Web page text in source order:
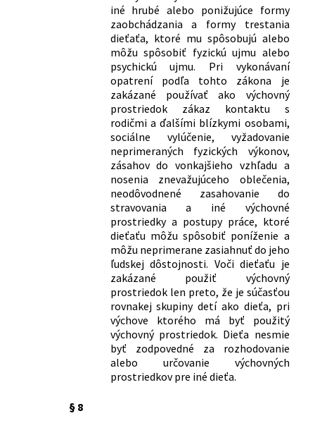
iné hrubé alebo ponižujúce formy
zaobchádzania a formy trestania
dieťaťa, ktoré mu spôsobujú alebo
môžu spôsobiť fyzickú ujmu alebo
psychickú ujmu. Pri vykonávaní
opatrení podľa tohto zákona je
zakázané používať ako výchovný
prostriedok zákaz kontaktu s
rodičmi a ďalšími blízkymi osobami,
sociálne vylúčenie, vyžadovanie
neprimeraných fyzických výkonov,
zásahov do vonkajšieho vzhľadu a
nosenia znevažujúceho oblečenia,
neodôvodnené zasahovanie do
stravovania a iné výchovné
prostriedky a postupy práce, ktoré
dieťaťu môžu spôsobiť poníženie a
môžu neprimerane zasiahnuť do jeho
ľudskej dôstojnosti. Voči dieťaťu je
zakázané použiť výchovný
prostriedok len preto, že je súčasťou
rovnakej skupiny detí ako dieťa, pri
výchove ktorého má byť použitý
výchovný prostriedok. Dieťa nesmie
byť zodpovedné za rozhodovanie
alebo určovanie výchovných
prostriedkov pre iné dieťa.
§ 8